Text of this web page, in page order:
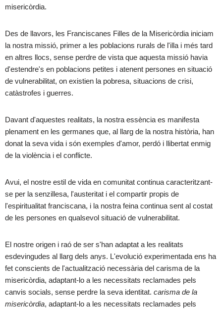
misericòrdia.
Des de llavors, les Franciscanes Filles de la Misericòrdia iniciam
la nostra missió, primer a les poblacions rurals de l'illa i més tard
en altres llocs, sense perdre de vista que aquesta missió havia
d'estendre's en poblacions petites i atenent persones en situació
de vulnerabilitat, on existien la pobresa, situacions de crisi,
catàstrofes i guerres.
Davant d'aquestes realitats, la nostra essència es manifesta
plenament en les germanes que, al llarg de la nostra història, han
donat la seva vida i són exemples d'amor, perdó i llibertat enmig
de la violència i el conflicte.
Avui, el nostre estil de vida en comunitat continua caracteritzant-
se per la senzillesa, l'austeritat i el compartir propis de
l'espiritualitat franciscana, i la nostra feina continua sent al costat
de les persones en qualsevol situació de vulnerabilitat.
El nostre origen i raó de ser s'han adaptat a les realitats
esdevingudes al llarg dels anys. L'evolució experimentada ens ha
fet conscients de l'actualització necessària del carisma de la
misericòrdia, adaptant-lo a les necessitats reclamades pels
canvis socials, sense perdre la seva identitat. carisma de la
misericòrdia, adaptant-lo a les necessitats reclamades pels